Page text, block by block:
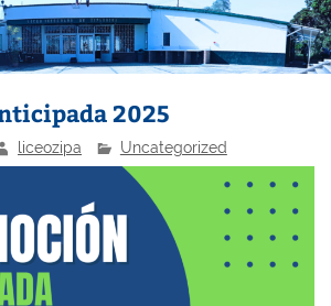
2025
liceozipa Uncategorized